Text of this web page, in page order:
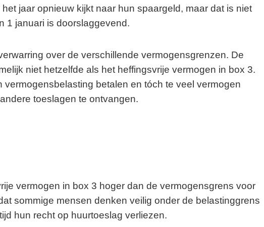
jaar opnieuw kijkt naar hun spaargeld, maar dat is niet
1 januari is doorslaggevend.
over de verschillende vermogensgrenzen. De
niet hetzelfde als het heffingsvrije vermogen in box 3.
vermogensbelasting betalen en tóch te veel vermogen
toeslagen te ontvangen.
vermogen in box 3 hoger dan de vermogensgrens voor
sommige mensen denken veilig onder de belastinggrens
hun recht op huurtoeslag verliezen.